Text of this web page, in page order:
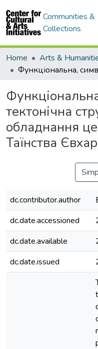
Communities &
Collections
Home Arts &
тектонічна
обладнання
Таїнства
dc.contributor.author
dc.date.accessioned
dc.date.available
dc.date.issued